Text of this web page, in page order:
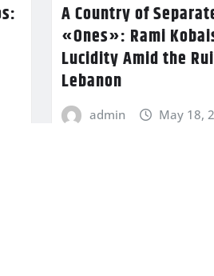
A Country of
«Ones»: Rami
Lucidity Amid the
Lebanon
admin May 18,